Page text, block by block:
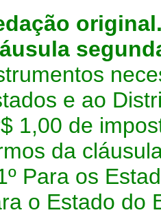
e ao
1,00 de
da
Para os
o Estado do